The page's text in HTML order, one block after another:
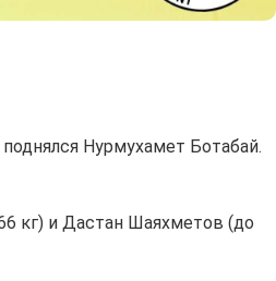
Нурмухамет Ботабай.
кг) и Дастан Шаяхметов (до